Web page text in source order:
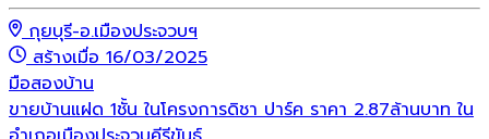
กุยบุรี-อ.เมืองประจวบฯ
สร้างเมื่อ 16/03/2025
มือสองบ้าน
ขายบ้านแฝด 1ชั้น ในโครงการดิชา ปาร์ค ราคา 2.87ล้านบาท ใน